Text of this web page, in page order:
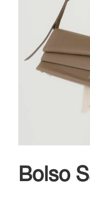
Bolso